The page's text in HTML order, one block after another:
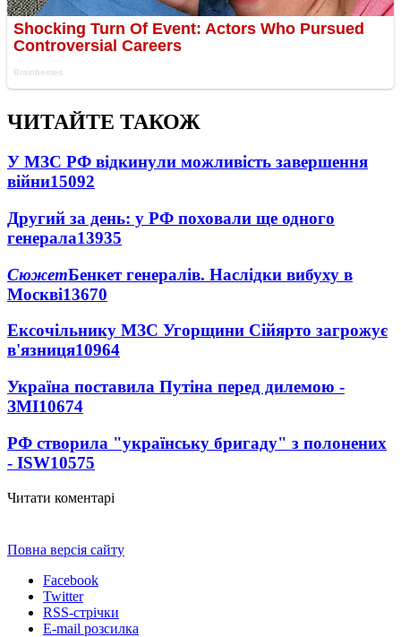
ЧИТАЙТЕ ТАКОЖ
У МЗС РФ відкинули можливість завершення
війни15092
Другий за день: у РФ поховали ще одного
генерала13935
СюжетБенкет генералів. Наслідки вибуху в
Москві13670
Ексочільнику МЗС Угорщини Сійярто загрожує
в'язниця10964
Україна поставила Путіна перед дилемою -
ЗМІ10674
РФ створила "українську бригаду" з полонених
- ISW10575
Читати коментарі
Повна версія сайту
Facebook
Twitter
RSS-стрічки
E-mail розсилка